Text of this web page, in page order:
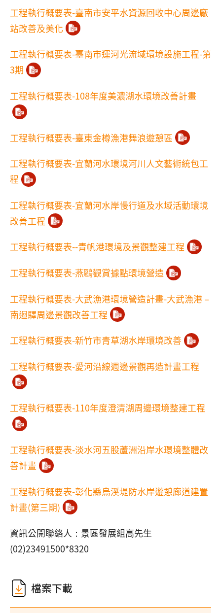
工程執行概要表-臺南市安平水資源回收中心周邊廠
站改善及美化
工程執行概要表-臺南市運河光流域環境設施工程-第
3期
工程執行概要表-108年度美濃湖水環境改善計畫
工程執行概要表-臺東金樽漁港舞浪遊憩區
工程執行概要表-宜蘭河水環境河川人文藝術統包工
程
工程執行概要表-宜蘭河水岸慢行道及水域活動環境
改善工程
工程執行概要表--青帆港環境及景觀整建工程
工程執行概要表-燕鷗觀賞據點環境營造
工程執行概要表-大武漁港環境營造計畫-大武漁港－
南迴驛周邊景觀改善工程
工程執行概要表-新竹市青草湖水岸環境改善
工程執行概要表-愛河沿線週邊景觀再造計畫工程
工程執行概要表-110年度澄清湖周邊環境整建工程
工程執行概要表-淡水河五股蘆洲沿岸水環境整體改
善計畫
工程執行概要表-彰化縣烏溪堤防水岸遊憩廊道建置
計畫(第三期)
資訊公開聯絡人：景區發展組高先生
(02)23491500*8320
檔案下載